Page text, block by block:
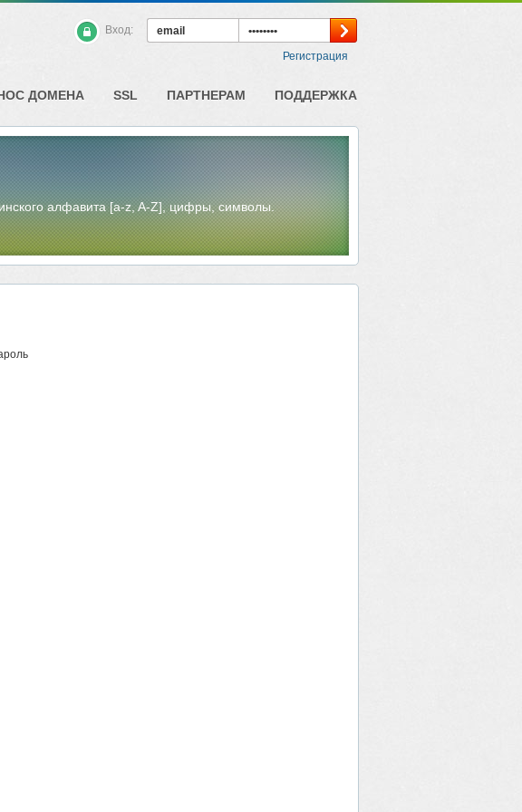
Вход:
Регистрация
ДОМЕНА SSL ПАРТНЕРАМ ПОДДЕРЖКА
алфавита [a-z, A-Z], цифры, символы.